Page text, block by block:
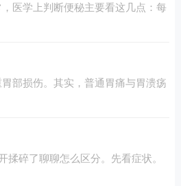
医学上判断便秘主要看这几点：每
部损伤。其实，普通胃痛与胃溃疡
碎了聊聊怎么区分。先看症状。